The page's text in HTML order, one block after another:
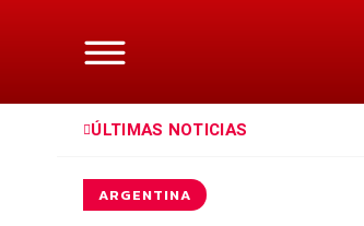
ÚLTIMAS NOTICIAS
ARGENTINA